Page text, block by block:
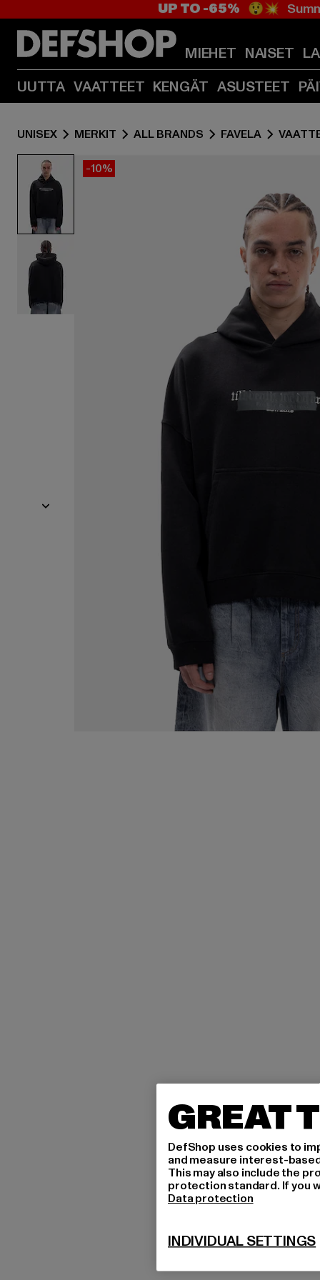
UP TO -65% 😲💥
MIEHET NAISET
UUTTA VAATTEET KENGÄT ASUSTEET
UNISEX MERKIT ALL BRANDS FAVELA
-10%
GREAT
DefShop uses cookies to
and measure interest-
This may also include the
protection standard. If you
Data protection
INDIVIDUAL SETTINGS